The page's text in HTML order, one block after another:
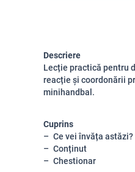
Descriere
Lecție practică pentru
reacție și coordonării
minihandbal.
Cuprins
Ce vei învăța astăzi?
Conținut
Chestionar